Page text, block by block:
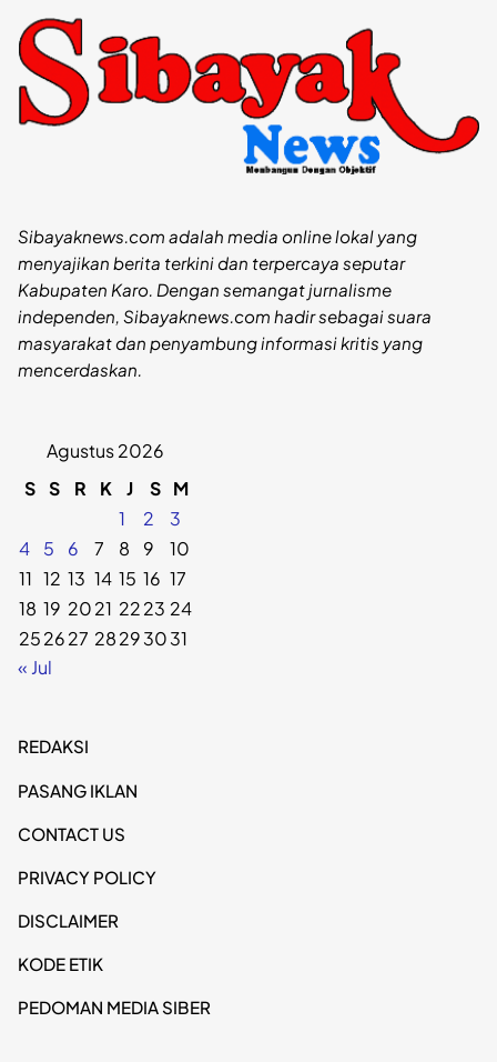
Sibayaknews.com adalah media online lokal yang
menyajikan berita terkini dan terpercaya seputar
Kabupaten Karo. Dengan semangat jurnalisme
independen, Sibayaknews.com hadir sebagai suara
masyarakat dan penyambung informasi kritis yang
mencerdaskan.
Agustus 2026
S S R K J S M
1
2
3
4
5 6 7 8 9
10
11 12 13 14 15 16 17
18 19 2021 2223 24
252627 28293031
« Jul
REDAKSI
PASANG IKLAN
CONTACT US
PRIVACY POLICY
DISCLAIMER
KODE ETIK
PEDOMAN MEDIA SIBER